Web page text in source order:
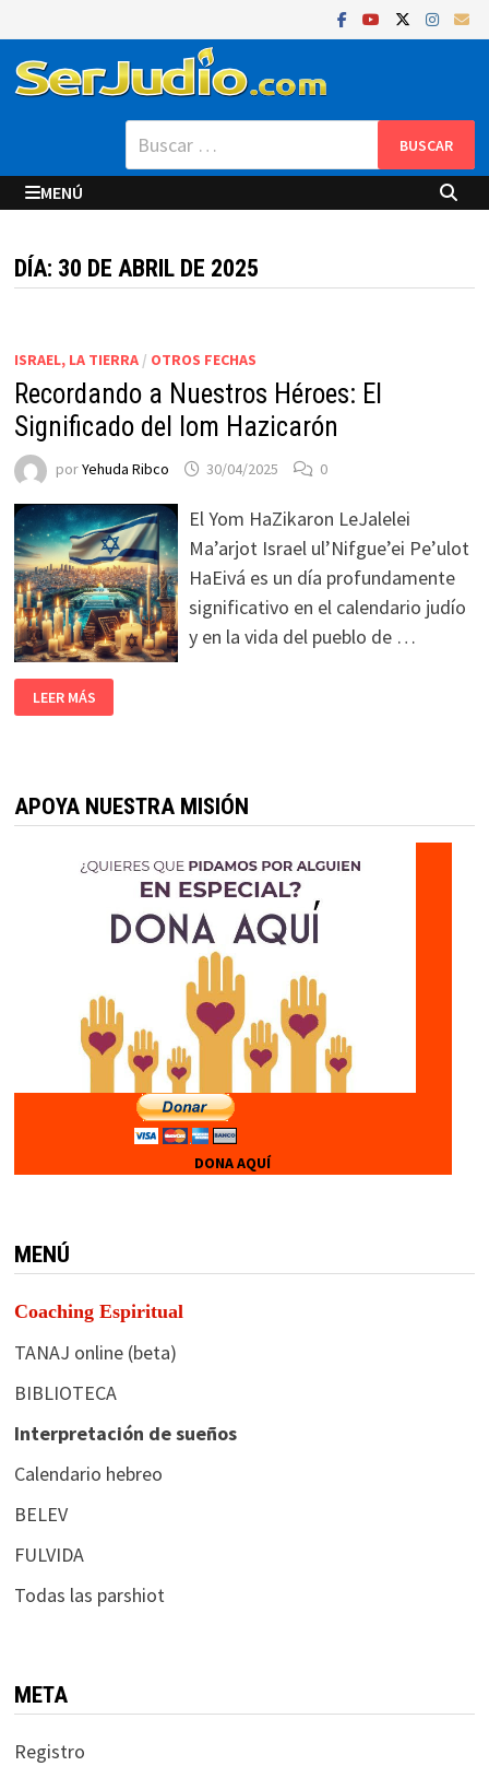
al
contenido
Buscar:
MENÚ
DÍA: 30 DE ABRIL DE 2025
ISRAEL, LA TIERRA/ OTROS FECHAS
Recordando a Nuestros Héroes: El
Significado del Iom Hazicarón
porYehuda Ribco 30/04/2025 0
El Yom HaZikaron LeJalelei
Ma’arjot Israel ul’Nifgue’ei Pe’ulot
HaEivá es un día profundamente
significativo en el calendario judío
y en la vida del pueblo de …
LEER MÁS
APOYA NUESTRA MISIÓN
DONA AQUÍ
MENÚ
Coaching Espiritual
TANAJ online (beta)
BIBLIOTECA
Interpretación de sueños
Calendario hebreo
BELEV
FULVIDA
Todas las parshiot
META
Registro